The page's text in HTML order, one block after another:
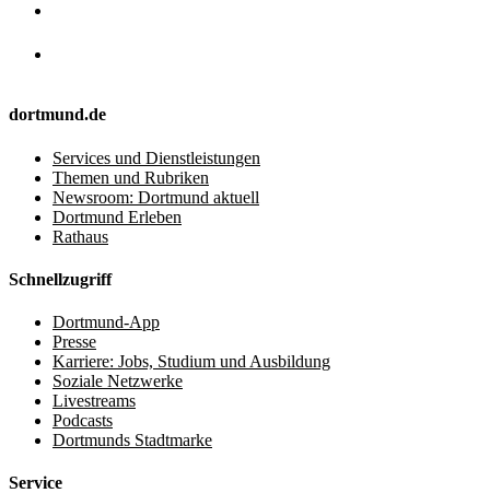
dortmund.de
Services und Dienstleistungen
Themen und Rubriken
Newsroom: Dortmund aktuell
Dortmund Erleben
Rathaus
Schnellzugriff
Dortmund-App
Presse
Karriere: Jobs, Studium und Ausbildung
Soziale Netzwerke
Livestreams
Podcasts
Dortmunds Stadtmarke
Service